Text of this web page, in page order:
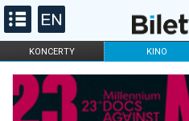
KONCERTY KINO
FILHARMONIA OPERA I BALET
DLA DZIECI
ONLINE